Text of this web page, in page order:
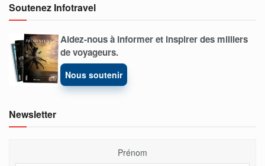
Soutenez Infotravel
Aidez-nous à informer et inspirer des milliers
de voyageurs.
Nous soutenir
Newsletter
Prénom